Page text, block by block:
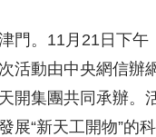
直播中國 熊貓頻道
藍海中國 新兵請入列
。11月21日下午，
活動由中央網信辦
開集團共同承辦。
展“新天工開物”的